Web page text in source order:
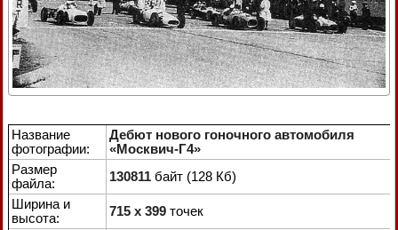
Название
фотографии:
Дебют нового гоночного автомобиля
«Москвич-Г4»
Размер
файла:
130811 байт (128 Кб)
Ширина и
высота:
715 x 399 точек